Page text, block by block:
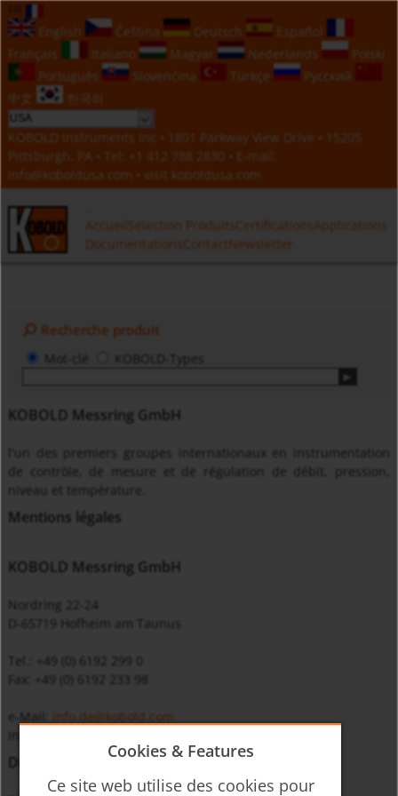
English
Čeština Deutsch
Español
Français
Italiano Magyar Nederlands
Polski
Português
Slovenčina Türkçe
Русский
中文
한국의
KOBOLD Instruments Inc • 1801 Parkway View Drive • 15205
Pittsburgh, PA • Tel:
+1 412 788 2830 • E-mail:
info@koboldusa.com • visit koboldusa.com
Accueil Sélection Produits CertificationsApplications
Documentations ContactNewsletter
Recherche produit
Mot-clé KOBOLD-Types
KOBOLD Messring GmbH
l'un des premiers groupes internationaux en instrumentation
de contrôle, de mesure et de régulation de débit, pression,
niveau et température.
Mentions légales
KOBOLD Messring GmbH
Nordring 22-24
D-65719 Hofheim am Taunus
Tel.: +49 (0) 6192 299 0
Fax: +49 (0) 6192 233 98
e-Mail:
info.de@kobold.com
Directeur general
Cookies & Features
Ce site web utilise des cookies pour